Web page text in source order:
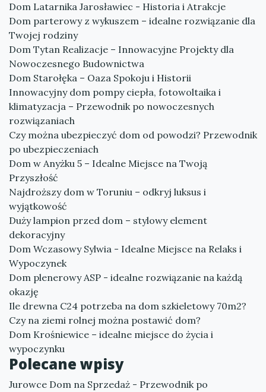
Dom Latarnika Jarosławiec - Historia i Atrakcje
Dom parterowy z wykuszem – idealne rozwiązanie dla
Twojej rodziny
Dom Tytan Realizacje – Innowacyjne Projekty dla
Nowoczesnego Budownictwa
Dom Starołęka – Oaza Spokoju i Historii
Innowacyjny dom pompy ciepła, fotowoltaika i
klimatyzacja – Przewodnik po nowoczesnych
rozwiązaniach
Czy można ubezpieczyć dom od powodzi? Przewodnik
po ubezpieczeniach
Dom w Anyżku 5 – Idealne Miejsce na Twoją
Przyszłość
Najdroższy dom w Toruniu – odkryj luksus i
wyjątkowość
Duży lampion przed dom – stylowy element
dekoracyjny
Dom Wczasowy Sylwia - Idealne Miejsce na Relaks i
Wypoczynek
Dom plenerowy ASP - idealne rozwiązanie na każdą
okazję
Ile drewna C24 potrzeba na dom szkieletowy 70m2?
Czy na ziemi rolnej można postawić dom?
Dom Krośniewice – idealne miejsce do życia i
wypoczynku
Polecane wpisy
Jurowce Dom na Sprzedaż - Przewodnik po